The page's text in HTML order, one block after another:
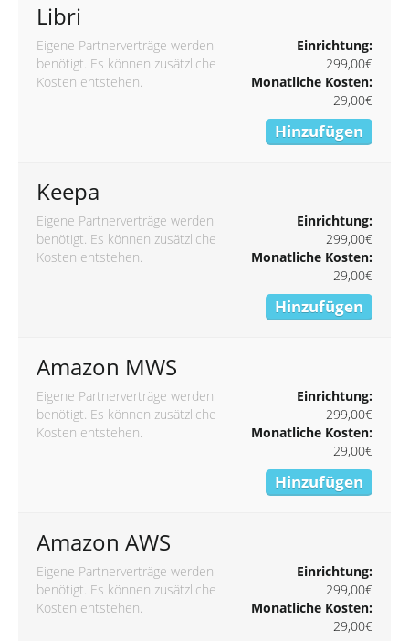
Libri
Eigene Partnerverträge werden
benötigt. Es können zusätzliche
Kosten entstehen.
Einrichtung:
299,00€
Monatliche Kosten:
29,00€
Hinzufügen
Keepa
Eigene Partnerverträge werden
benötigt. Es können zusätzliche
Kosten entstehen.
Einrichtung:
299,00€
Monatliche Kosten:
29,00€
Hinzufügen
Amazon MWS
Eigene Partnerverträge werden
benötigt. Es können zusätzliche
Kosten entstehen.
Einrichtung:
299,00€
Monatliche Kosten:
29,00€
Hinzufügen
Amazon AWS
Eigene Partnerverträge werden
benötigt. Es können zusätzliche
Kosten entstehen.
Einrichtung:
299,00€
Monatliche Kosten:
29,00€